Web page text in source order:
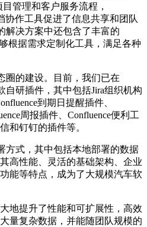
管理和客户服务流程，
协作工具促进了信息共享和团队
解决方案中还包含了丰富的
根据需求定制化工具，满足各种
圈的建设。目前，我们已在
自研插件，其中包括Jira组织机构
到期日提醒插件、
周报插件、Confluence便利工
和钉钉的插件等。
方式，其中包括本地部署的数据
高性能、灵活的基础架构、企业
能等特点，成为了大规模汽车软
地提升了性能和可扩展性，高效
量复杂数据，并能随团队规模的